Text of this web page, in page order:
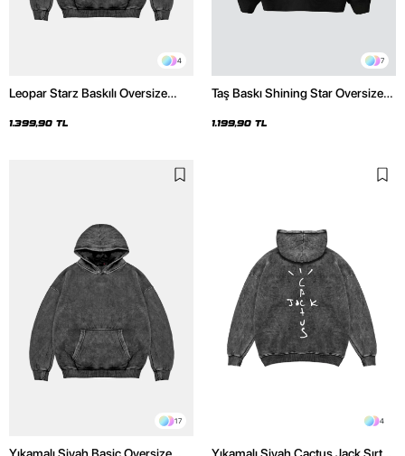
4
Leopar Starz Baskılı Oversize
Hoodie
1.399,90 TL
7
Taş Baskı Shining Star Oversize
1.199,90 TL
17 4